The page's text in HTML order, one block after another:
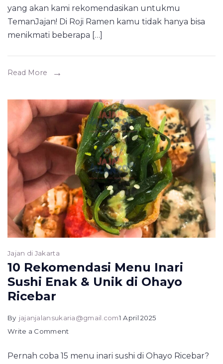
dan
Suasana
Roji
yang akan kami rekomendasikan untukmu
TemanJajan! Di Roji Ramen kamu tidak hanya bisa
menikmati beberapa […]
Read More
Jajan di Jakarta
10 Rekomendasi Menu Inari
Sushi Enak & Unik di Ohayo
Ricebar
By jajanjalansukaria@gmail.com1 April 2025
Write a Comment
Rekomendasi
Pernah coba 15 menu inari sushi di Ohayo Ricebar?